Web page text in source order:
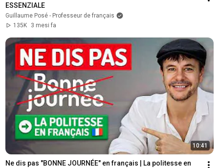
ESSENZIALE
Guillaume Posé - Professeur de français
135K
3 mesi fa
10:41
Ne dis pas "BONNE JOURNÉE" en français | La politesse en